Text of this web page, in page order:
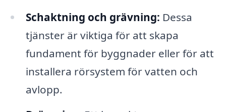
Schaktning och grävning: Dessa
tjänster är viktiga för att skapa
fundament för byggnader eller för att
installera rörsystem för vatten och
avlopp.